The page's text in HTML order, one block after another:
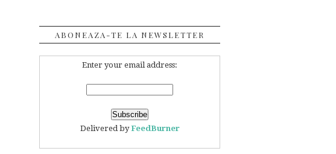
ABONEAZA-TE LA NEWSLETTER
Enter your email address:
Delivered byFeedBurner